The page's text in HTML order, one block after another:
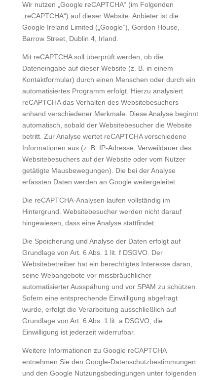
Wir nutzen „Google reCAPTCHA“ (im Folgenden
„reCAPTCHA“) auf dieser Website. Anbieter ist die
Google Ireland Limited („Google“), Gordon House,
Barrow Street, Dublin 4, Irland.
Mit reCAPTCHA soll überprüft werden, ob die
Dateneingabe auf dieser Website (z. B. in einem
Kontaktformular) durch einen Menschen oder durch ein
automatisiertes Programm erfolgt. Hierzu analysiert
reCAPTCHA das Verhalten des Websitebesuchers
anhand verschiedener Merkmale. Diese Analyse beginnt
automatisch, sobald der Websitebesucher die Website
betritt. Zur Analyse wertet reCAPTCHA verschiedene
Informationen aus (z. B. IP-Adresse, Verweildauer des
Websitebesuchers auf der Website oder vom Nutzer
getätigte Mausbewegungen). Die bei der Analyse
erfassten Daten werden an Google weitergeleitet.
Die reCAPTCHA-Analysen laufen vollständig im
Hintergrund. Websitebesucher werden nicht darauf
hingewiesen, dass eine Analyse stattfindet.
Die Speicherung und Analyse der Daten erfolgt auf
Grundlage von Art. 6 Abs. 1 lit. f DSGVO. Der
Websitebetreiber hat ein berechtigtes Interesse daran,
seine Webangebote vor missbräuchlicher
automatisierter Ausspähung und vor SPAM zu schützen.
Sofern eine entsprechende Einwilligung abgefragt
wurde, erfolgt die Verarbeitung ausschließlich auf
Grundlage von Art. 6 Abs. 1 lit. a DSGVO; die
Einwilligung ist jederzeit widerrufbar.
Weitere Informationen zu Google reCAPTCHA
entnehmen Sie den Google-Datenschutzbestimmungen
und den Google Nutzungsbedingungen unter folgenden